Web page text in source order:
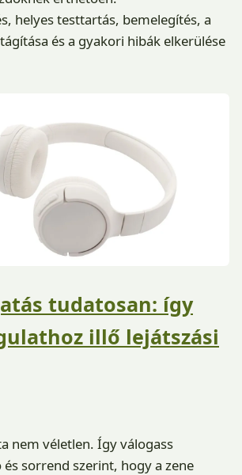
helyes testtartás, bemelegítés, a
és a gyakori hibák elkerülése
tudatosan: így
illő lejátszási
nem véletlen. Így válogass
sorrend szerint, hogy a zene